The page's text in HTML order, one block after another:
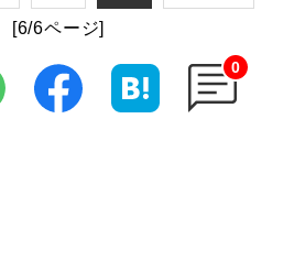
[6/6ページ]
0